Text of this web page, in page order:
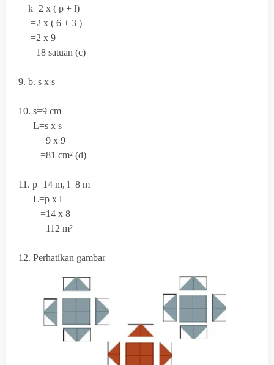
k=2 x ( p + l)
=2 x ( 6 + 3 )
=2 x 9
=18 satuan (c)
9. b. s x s
10. s=9 cm
L=s x s
=9 x 9
=81 cm² (d)
11. p=14 m, l=8 m
L=p x l
=14 x 8
=112 m²
12. Perhatikan gambar